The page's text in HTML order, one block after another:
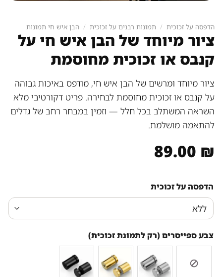
הדפסה על זכוכית / תמונות רבנים על זכוכית / הבן איש חי תמונות
ציור מיוחד של הבן איש חי על
קנבס או זכוכית מחוסמת
ציור מיוחד ומרשים של הבן איש חי, מודפס באיכות גבוהה
על קנבס או זכוכית מחוסמת לבחירה. פריט דקורטיבי מלא
השראה המשתלב בכל חלל — וזמין במבחר רחב של גדלים
להתאמה מושלמת.
89.00 ₪
הדפסה על זכוכית
צבע ספייסרים (רק לתמונת זכוכית)